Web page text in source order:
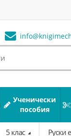
info@
Ученически
пособия
5 клас Руски